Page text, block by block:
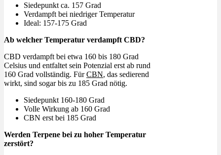
Siedepunkt ca. 157 Grad
Verdampft bei niedriger Temperatur
Ideal: 157-175 Grad
Ab welcher Temperatur verdampft CBD?
CBD verdampft bei etwa 160 bis 180 Grad
Celsius und entfaltet sein Potenzial erst ab rund
160 Grad vollständig. FürCBN, das sedierend
wirkt, sind sogar bis zu 185 Grad nötig.
Siedepunkt 160-180 Grad
Volle Wirkung ab 160 Grad
CBN erst bei 185 Grad
Werden Terpene bei zu hoher Temperatur
zerstört?